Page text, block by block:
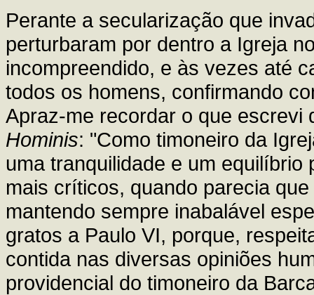
Perante a secularização que
perturbaram por dentro a Igreja
incompreendido, e às vezes até
todos os homens, confirmando
Apraz-me recordar o que
Hominis: "Como timoneiro da
uma tranquilidade e um
mais críticos, quando parecia
mantendo sempre inabalável
gratos a Paulo VI, porque,
contida nas diversas opiniões
providencial do timoneiro da